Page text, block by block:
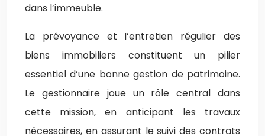
dans l’immeuble.
La prévoyance et l’entretien régulier des
biens immobiliers constituent un pilier
essentiel d’une bonne gestion de patrimoine.
Le gestionnaire joue un rôle central dans
cette mission, en anticipant les travaux
nécessaires, en assurant le suivi des contrats